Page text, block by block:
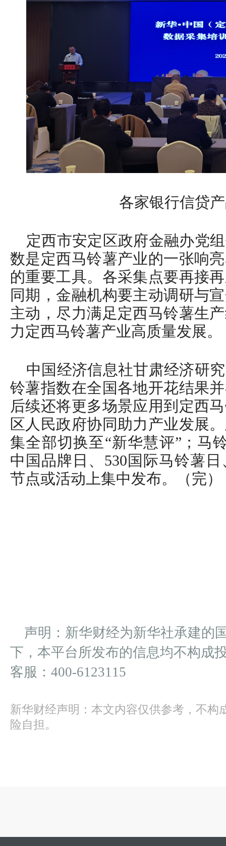
各家银行信贷
定西市安定区政府金融办党
数是定西马铃薯产业的一张响
的重要工具。各采集点要再接
同期，金融机构要主动调研与
主动，尽力满足定西马铃薯生
力定西马铃薯产业高质量发展。
中国经济信息社甘肃经济研
铃薯指数在全国各地开花结果
后续还将更多场景应用到定西
区人民政府协同助力产业发展
集全部切换至“新华慧评”；马
中国品牌日、530国际马铃薯
节点或活动上集中发布。（完）
声明：新华财经为新华社承建的
下，本平台所发布的信息均不构成
客服：400-6123115
新华财经声明：本文内容仅供参考，不构
险自担。